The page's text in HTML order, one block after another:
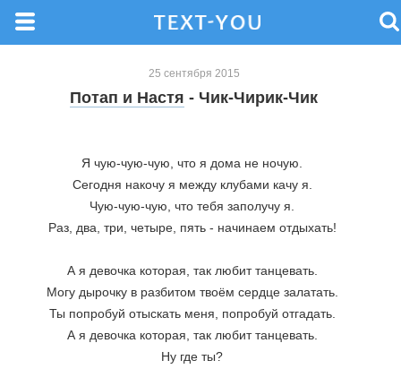
25 сентября 2015
Потап и Настя - Чик-Чирик-Чик
Я чую-чую-чую, что я дома не ночую.
Сегодня накочу я между клубами качу я.
Чую-чую-чую, что тебя заполучу я.
Раз, два, три, четыре, пять - начинаем отдыхать!
А я девочка которая, так любит танцевать.
Могу дырочку в разбитом твоём сердце залатать.
Ты попробуй отыскать меня, попробуй отгадать.
А я девочка которая, так любит танцевать.
Ну где ты?